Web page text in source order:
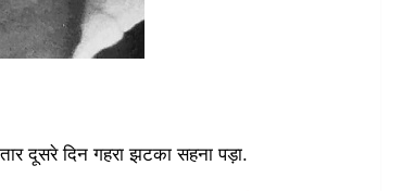
दूसरे दिन गहरा झटका सहना पड़ा.